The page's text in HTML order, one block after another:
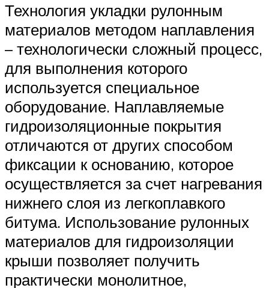
Технология укладки рулонным
материалов методом наплавления
– технологически сложный процесс,
для выполнения которого
используется специальное
оборудование. Наплавляемые
гидроизоляционные покрытия
отличаются от других способом
фиксации к основанию, которое
осуществляется за счет нагревания
нижнего слоя из легкоплавкого
битума. Использование рулонных
материалов для гидроизоляции
крыши позволяет получить
практически монолитное,